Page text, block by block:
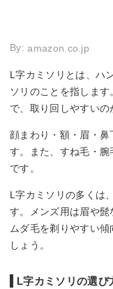
By:amazon.co.jp
L字カミソリとは、ハ
ソリのことを指しま
で、取り回しやすいの
顔まわり・額・眉・
す。また、すね毛・
です。
L字カミソリの多くは
す。メンズ用は眉や
ムダ毛を剃りやすい
しょう。
L字カミソリの選び